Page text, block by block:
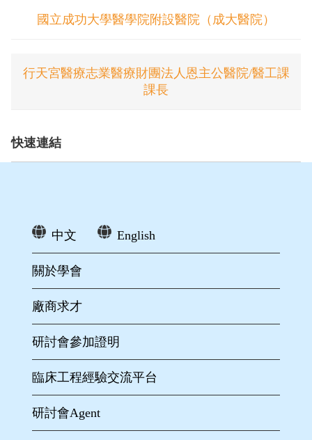
國立成功大學醫學院附設醫院（成大醫院）
行天宮醫療志業醫療財團法人恩主公醫院/醫工課
課長
快速連結
中文 English
關於學會
廠商求才
研討會參加證明
臨床工程經驗交流平台
研討會Agent